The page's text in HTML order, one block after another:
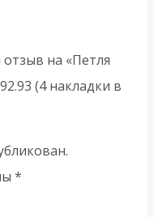
на «Петля
(4 накладки в
*